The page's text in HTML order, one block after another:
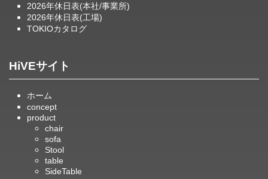
2026年休日表(本社/事業所)
2026年休日表(工場)
TOKIOカタログ
HiVEサイト
ホーム
concept
product
chair
sofa
Stool
table
SideTable